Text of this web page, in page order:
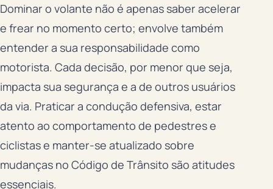
Dominar o volante não é apenas saber acelerar
e frear no momento certo; envolve também
entender a sua responsabilidade como
motorista. Cada decisão, por menor que seja,
impacta sua segurança e a de outros usuários
da via. Praticar a condução defensiva, estar
atento ao comportamento de pedestres e
ciclistas e manter-se atualizado sobre
mudanças no Código de Trânsito são atitudes
essenciais.